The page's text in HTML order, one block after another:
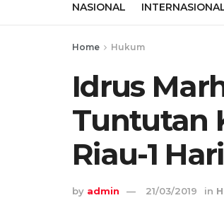
NASIONAL
Home Hukum
Idrus
Tuntutan
Riau-1
by admin 21/03/2019 in